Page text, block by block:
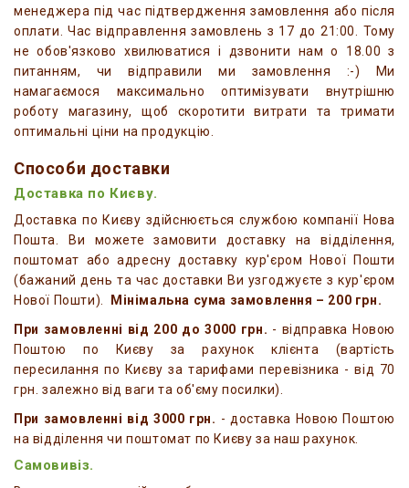
менеджера під час підтвердження замовлення або після
оплати. Час відправлення замовлень з 17 до 21:00. Тому
не обов'язково хвилюватися і дзвонити нам о 18.00 з
питанням, чи відправили ми замовлення :-) Ми
намагаємося максимально оптимізувати внутрішню
роботу магазину, щоб скоротити витрати та тримати
оптимальні ціни на продукцію.
Способи доставки
Доставка по Києву.
Доставка по Києву здійснюється службою компанії Нова
Пошта. Ви можете замовити доставку на відділення,
поштомат або адресну доставку кур'єром Нової Пошти
(бажаний день та час доставки Ви узгоджуєте з кур'єром
Нової Пошти).
Мінімальна сума замовлення – 200 грн.
При замовленні від 200 до 3000 грн. - відправка Новою
Поштою по Києву за рахунок клієнта (вартість
пересилання по Києву за тарифами перевізника - від 70
грн. залежно від ваги та об'єму посилки).
При замовленні від 3000 грн. - доставка Новою Поштою
на відділення чи поштомат по Києву за наш рахунок.
Самовивіз.